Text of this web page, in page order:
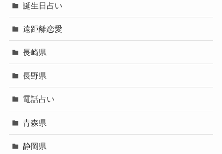
誕生日占い
遠距離恋愛
長崎県
長野県
電話占い
青森県
静岡県